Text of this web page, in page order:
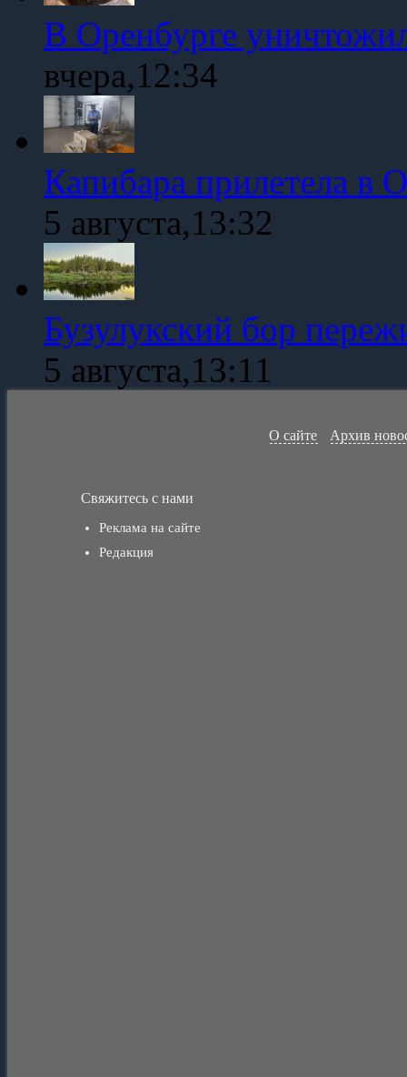
В Оренбурге
вчера,12:34
Капибара прилетела в
5 августа,13:32
Бузулукский бор
5 августа,13:11
О сайте Архив
Свяжитесь с нами
Реклама на сайте
Редакция